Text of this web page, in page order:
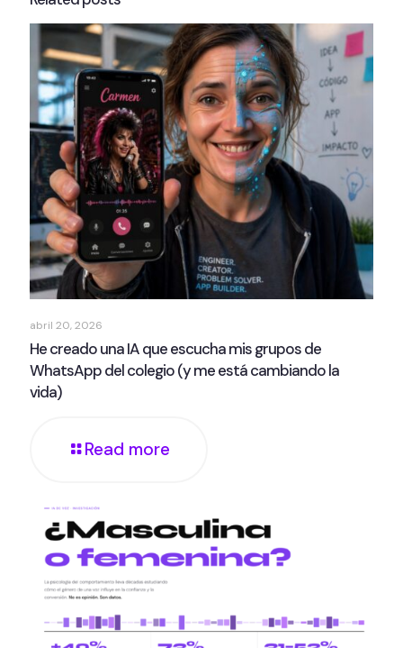
abril 20, 2026
He creado una IA que escucha mis grupos de
WhatsApp del colegio (y me está cambiando la
vida)
Read more